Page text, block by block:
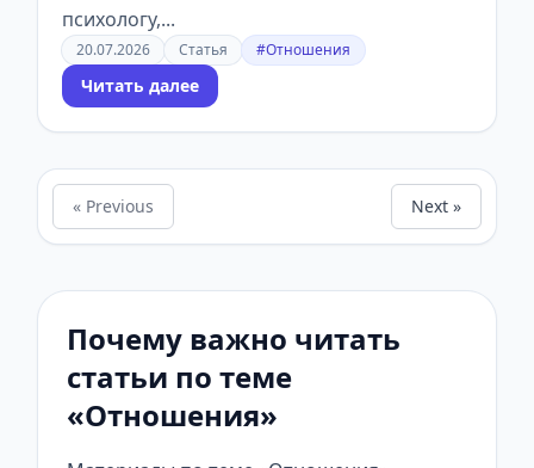
психологу,...
20.07.2026 Статья #Отношения
Читать далее
« Previous Next »
Почему важно читать
статьи по теме
«Отношения»